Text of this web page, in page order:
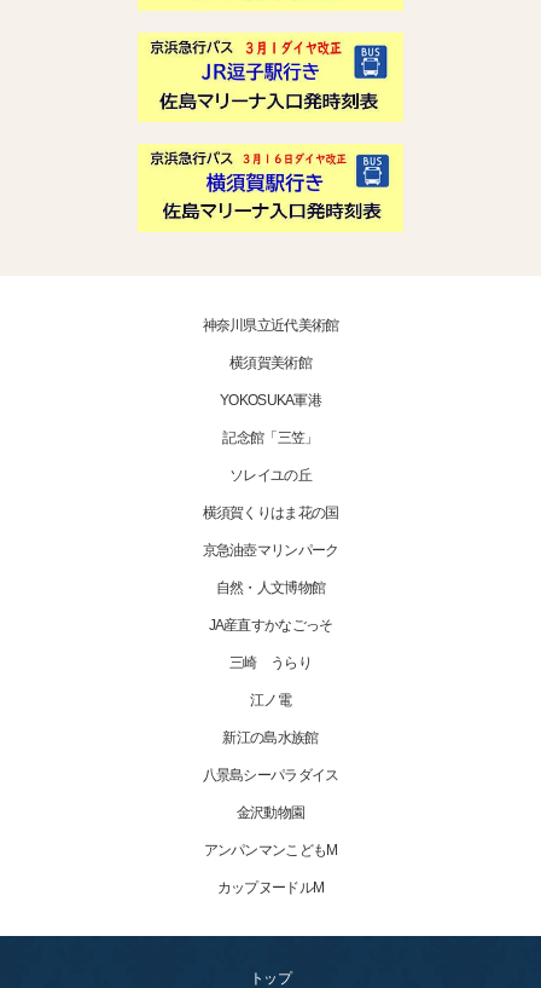
神奈川県立近代美術館
横須賀美術館
YOKOSUKA軍港
記念館「三笠」
ソレイユの丘
横須賀くりはま花の国
京急油壺マリンパーク
自然・人文博物館
JA産直すかなごっそ
三崎 うらり
江ノ電
新江の島水族館
八景島シーパラダイス
金沢動物園
アンパンマンこどもM
カップヌードルM
トップ